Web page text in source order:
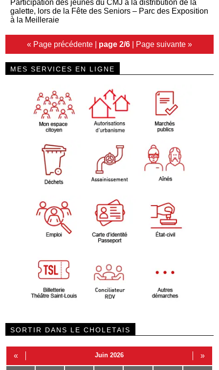
Participation des jeunes du CMJ à la distribution de la
galette, lors de la Fête des Seniors – Parc des Exposition
à la Meilleraie
« Page précédente page 2/6 Page suivante »
MES SERVICES EN LIGNE
SORTIR DANS LE CHOLETAIS
« Juin 2026 »